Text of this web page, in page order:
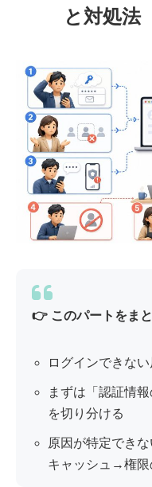
と対処法
👉 このパートをまと
ログインできな
まずは「認証情
を切り分ける
原因が特定でき
キャッシュ→権限